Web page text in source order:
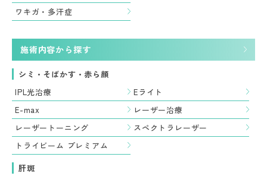
ワキガ・多汗症
施術内容から探す
シミ・そばかす・赤ら顔
IPL光治療
Eライト
E-max
レーザー治療
レーザートーニング
スペクトラレーザー
トライビーム プレミアム
肝斑